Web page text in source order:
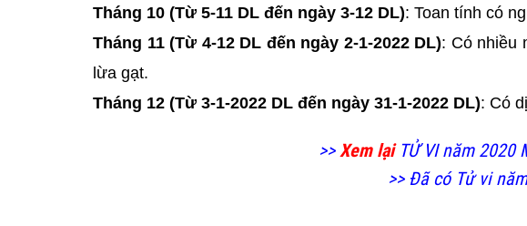
Tháng 10 (Từ 5-11 DL đến ngày 3-12 DL): Toan tính có
Tháng 11 (Từ 4-12 DL đến ngày 2-1-2022 DL): Có nhiều
lừa gạt.
Tháng 12 (Từ 3-1-2022 DL đến ngày 31-1-2022 DL): Có
>>Xem lạiTỬ VI năm 2020
>> Đã có Tử vi